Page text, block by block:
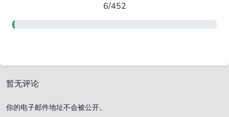
6/452
1.33%
暂无评论
你的电子邮件地址不会被公开。